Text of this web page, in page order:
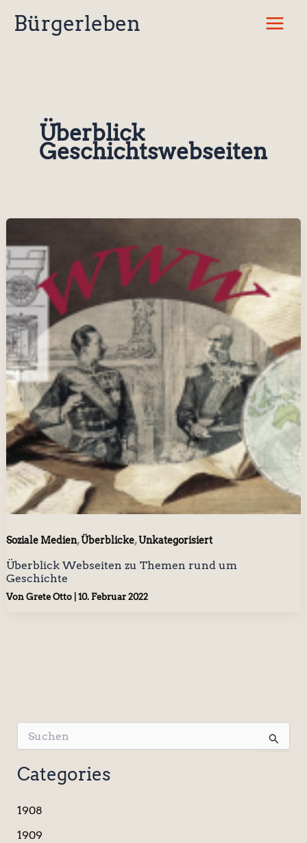
InhaltBürgerleben
Überblick
Geschichtswebseiten
Soziale Medien,Überblicke,Unkategorisiert
Überblick Webseiten zu Themen rund um
Geschichte
Von Grete Otto 10. Februar 2022
u
c
h
n
a
Categories
1908
1909